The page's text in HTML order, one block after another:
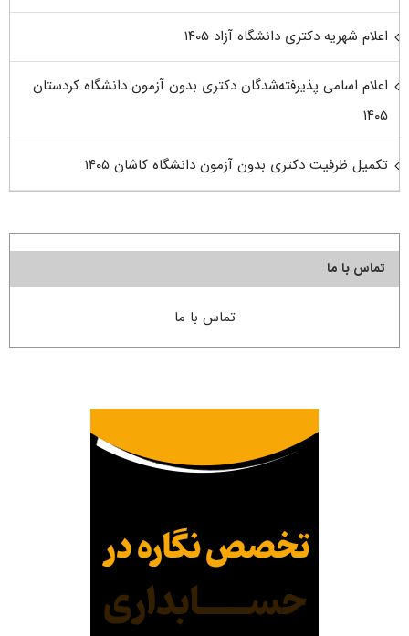
اعلام شهریه دکتری دانشگاه آزاد ۱۴۰۵
اعلام اسامی پذیرفته‌شدگان دکتری بدون آزمون دانشگاه کردستان
۱۴۰۵
تکمیل ظرفیت دکتری بدون آزمون دانشگاه کاشان ۱۴۰۵
تماس با ما
تماس با ما